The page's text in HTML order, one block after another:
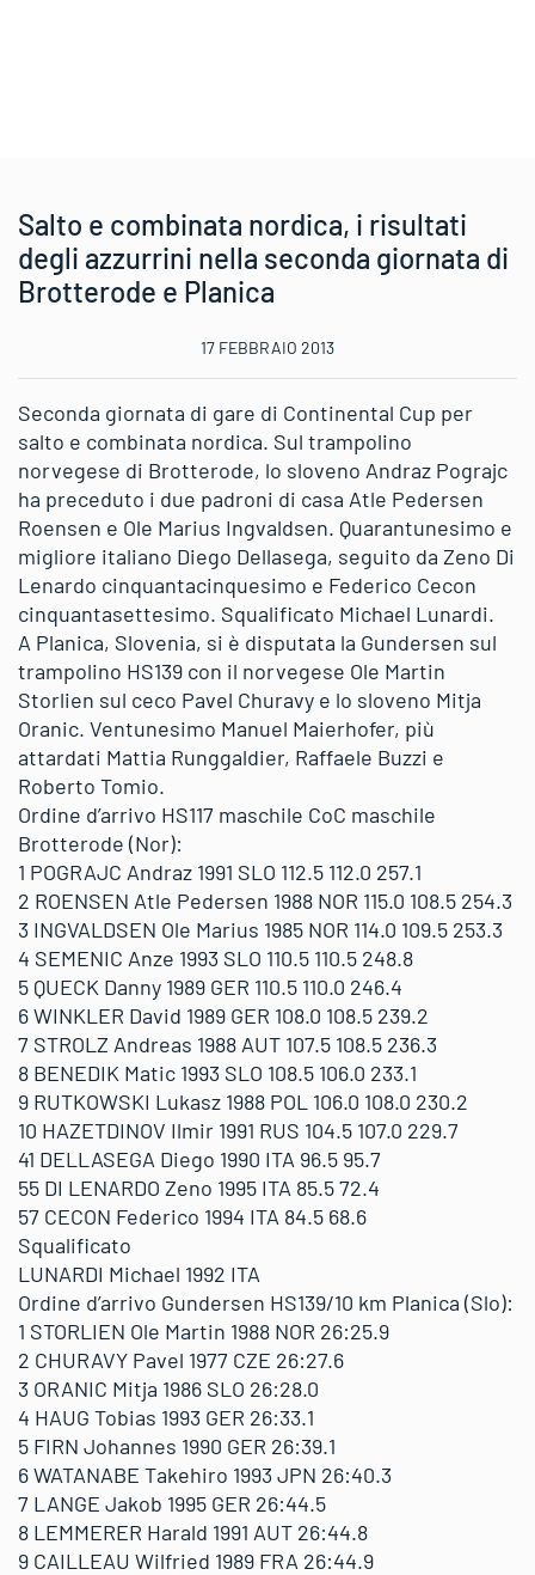
Salto e combinata nordica, i risultati
degli azzurrini nella seconda giornata di
Brotterode e Planica
17 FEBBRAIO 2013
Seconda giornata di gare di Continental Cup per
salto e combinata nordica. Sul trampolino
norvegese di Brotterode, lo sloveno Andraz Pograjc
ha preceduto i due padroni di casa Atle Pedersen
Roensen e Ole Marius Ingvaldsen. Quarantunesimo e
migliore italiano Diego Dellasega, seguito da Zeno Di
Lenardo cinquantacinquesimo e Federico Cecon
cinquantasettesimo. Squalificato Michael Lunardi.
A Planica, Slovenia, si è disputata la Gundersen sul
trampolino HS139 con il norvegese Ole Martin
Storlien sul ceco Pavel Churavy e lo sloveno Mitja
Oranic. Ventunesimo Manuel Maierhofer, più
attardati Mattia Runggaldier, Raffaele Buzzi e
Roberto Tomio.
Ordine d’arrivo HS117 maschile CoC maschile
Brotterode (Nor):
1 POGRAJC Andraz 1991 SLO 112.5 112.0 257.1
2 ROENSEN Atle Pedersen 1988 NOR 115.0 108.5 254.3
3 INGVALDSEN Ole Marius 1985 NOR 114.0 109.5 253.3
4 SEMENIC Anze 1993 SLO 110.5 110.5 248.8
5 QUECK Danny 1989 GER 110.5 110.0 246.4
6 WINKLER David 1989 GER 108.0 108.5 239.2
7 STROLZ Andreas 1988 AUT 107.5 108.5 236.3
8 BENEDIK Matic 1993 SLO 108.5 106.0 233.1
9 RUTKOWSKI Lukasz 1988 POL 106.0 108.0 230.2
10 HAZETDINOV Ilmir 1991 RUS 104.5 107.0 229.7
41 DELLASEGA Diego 1990 ITA 96.5 95.7
55 DI LENARDO Zeno 1995 ITA 85.5 72.4
57 CECON Federico 1994 ITA 84.5 68.6
Squalificato
LUNARDI Michael 1992 ITA
Ordine d’arrivo Gundersen HS139/10 km Planica (Slo):
1 STORLIEN Ole Martin 1988 NOR 26:25.9
2 CHURAVY Pavel 1977 CZE 26:27.6
3 ORANIC Mitja 1986 SLO 26:28.0
4 HAUG Tobias 1993 GER 26:33.1
5 FIRN Johannes 1990 GER 26:39.1
6 WATANABE Takehiro 1993 JPN 26:40.3
7 LANGE Jakob 1995 GER 26:44.5
8 LEMMERER Harald 1991 AUT 26:44.8
9 CAILLEAU Wilfried 1989 FRA 26:44.9